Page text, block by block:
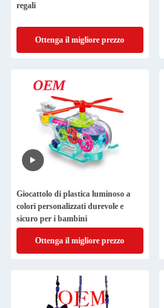
regali
Ottenga il migliore prezzo
Giocattolo di plastica luminoso a
colori personalizzati durevole e
sicuro per i bambini
Ottenga il migliore prezzo